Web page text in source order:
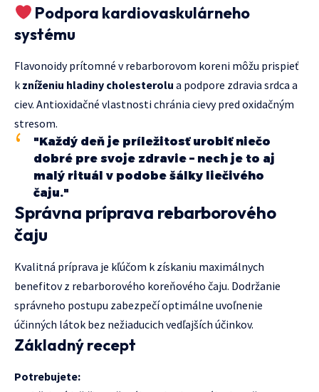
Podpora kardiovaskulárneho
systému
Flavonoidy prítomné v rebarborovom koreni môžu prispieť
k zníženiu hladiny cholesterolu a podpore zdravia srdca a
ciev. Antioxidačné vlastnosti chránia cievy pred oxidačným
stresom.
"Každý deň je príležitosť urobiť niečo
dobré pre svoje zdravie – nech je to aj
malý rituál v podobe šálky liečivého
čaju."
Správna príprava rebarborového
čaju
Kvalitná príprava je kľúčom k získaniu maximálnych
benefitov z rebarborového koreňového čaju. Dodržanie
správneho postupu zabezpečí optimálne uvoľnenie
účinných látok bez nežiaducich vedľajších účinkov.
Základný recept
Potrebujete: